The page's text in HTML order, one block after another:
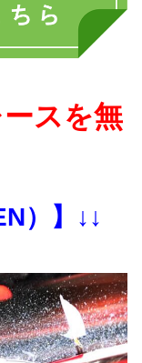
スを無
）】↓↓